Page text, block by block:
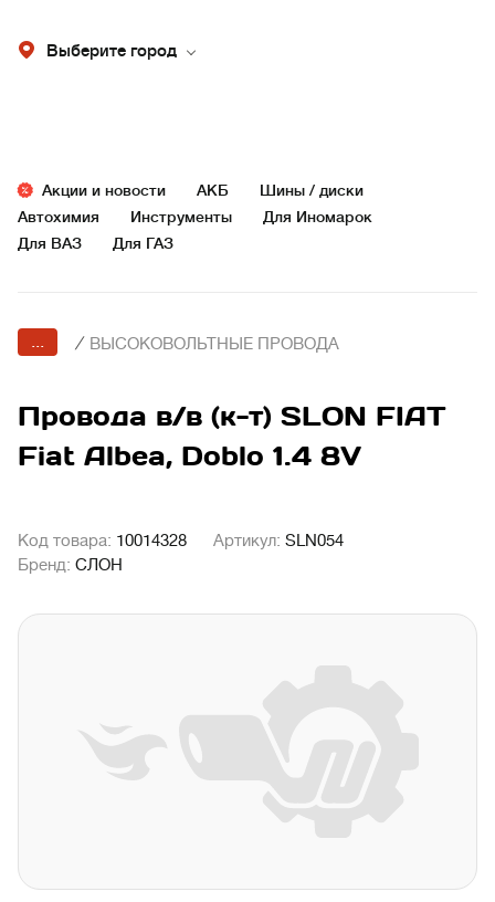
Выберите город
Акции и новости АКБ
Шины / диски
Автохимия
Инструменты
Для Иномарок
Для ВАЗ
Для ГАЗ
... / ВЫСОКОВОЛЬТНЫЕ ПРОВОДА
Провода в/в (к-т) SLON FIAT
Fiat Albea, Doblo 1.4 8V
Код товара: 10014328 Артикул: SLN054
Бренд: СЛОН